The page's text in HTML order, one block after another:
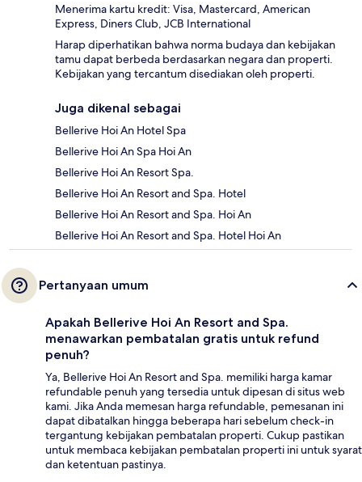
Menerima kartu kredit: Visa, Mastercard, American
Express, Diners Club, JCB International
Harap diperhatikan bahwa norma budaya dan kebijakan
tamu dapat berbeda berdasarkan negara dan properti.
Kebijakan yang tercantum disediakan oleh properti.
Juga dikenal sebagai
Bellerive Hoi An Hotel Spa
Bellerive Hoi An Spa Hoi An
Bellerive Hoi An Resort Spa.
Bellerive Hoi An Resort and Spa. Hotel
Bellerive Hoi An Resort and Spa. Hoi An
Bellerive Hoi An Resort and Spa. Hotel Hoi An
Pertanyaan umum
Apakah Bellerive Hoi An Resort and Spa.
menawarkan pembatalan gratis untuk refund
penuh?
Ya, Bellerive Hoi An Resort and Spa. memiliki harga kamar
refundable penuh yang tersedia untuk dipesan di situs web
kami. Jika Anda memesan harga refundable, pemesanan ini
dapat dibatalkan hingga beberapa hari sebelum check-in
tergantung kebijakan pembatalan properti. Cukup pastikan
untuk membaca kebijakan pembatalan properti ini untuk syarat
dan ketentuan pastinya.